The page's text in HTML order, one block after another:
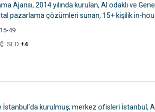
Ajansı, 2014 yılında kurulan, AI odaklı ve
pazarlama çözümleri sunan, 15+ kişilik in-
15-49
SEO+4
İstanbul’da kurulmuş; merkez ofisleri İstanbul,